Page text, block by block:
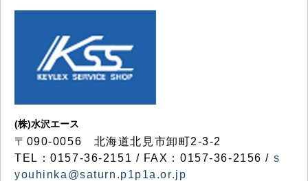
(株)水沢エース
〒090-0056 北海道北見市卸町2-3-2
TEL：0157-36-2151 / FAX：0157-36-2156 / s
youhinka@saturn.p1p1a.or.jp